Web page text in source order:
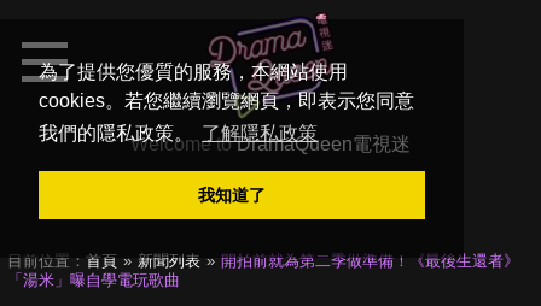
為了提供您優質的服務，本網站使用
cookies。若您繼續瀏覽網頁，即表示您同意
我們的隱私政策。
了解隱私政策
我知道了
Welcome toDramaQueen電視迷
目前位置： 首頁 新聞列表
開拍前就為第二季做準備！《最後生還者》
「湯米」曝自學電玩歌曲